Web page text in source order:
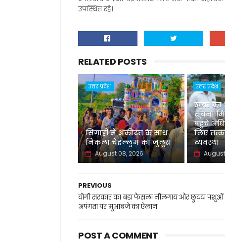
उपस्थित रहे।
RELATED POSTS
उत्तर प्रदेश
सिंगाही में अकीदत के साथ
निकला चेहल्लुम का जुलूस
August 08, 2026
उत्तर प्रदेश
खबर का
सूचना
पहुंचे
लिए
व्यवस्था
PREVIOUS
योगी सरकार का बडा फैसला नीलगाय और छुटटा
अपंगता पर मुआबजे का ऐलान
POST A COMMENT